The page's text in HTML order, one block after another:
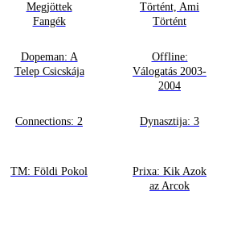
Megjöttek
Fangék
Történt, Ami
Történt
Dopeman: A
Telep Csicskája
Offline:
Válogatás 2003-
2004
Connections: 2 Dynasztija: 3
TM: Földi Pokol
Prixa: Kik Azok
az Arcok